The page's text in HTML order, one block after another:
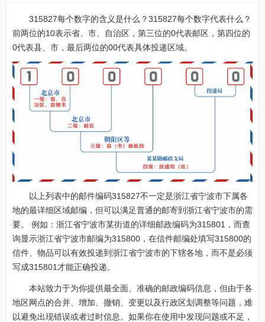
315827每个数字的含义是什么？315827每个数字代表什么？
前两位的10表示省、市、自治区，第三位的0代表邮区，第四位的
0代表县、市，最后两位的00代表具体投递区域。
以上列表中的邮件编码315827不一定是浙江省宁波市下属各
地的最详细区域邮编，但可以满足普通的邮寄到浙江省宁波市的需
要。 例如：浙江省宁波市某街道的详细邮政编码为315801，而查
询显示浙江省宁波市邮编为315800，在信件邮编处填写315800的
信件、物品可以有效投递到浙江省宁波市的下辖各地，而不是必须
写成315801才能正确投递。
本站致力于为你提供最全面、准确的邮政编码信息，但由于各
地区网点的合并、增加、撤销、变更以及行政区划调整等问题，难
以避免出现错误或者过时信息。如果你在使用中发现问题或不足，